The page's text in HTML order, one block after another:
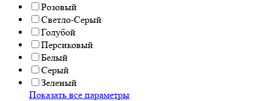
Розовый
Светло-Серый
Голубой
Персиковый
Белый
Серый
Зеленый
Показать все параметры